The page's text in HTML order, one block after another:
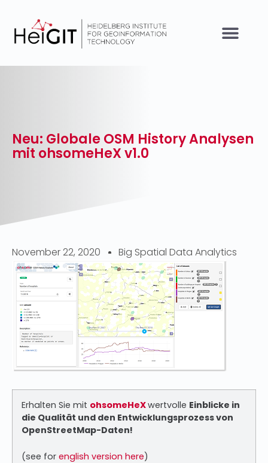
Neu: Globale OSM History Analysen
mit ohsomeHeX v1.0
November 22, 2020 Big Spatial Data Analytics
Erhalten Sie mit ohsomeHeXwertvolle Einblicke in
die Qualität und den Entwicklungsprozess von
OpenStreetMap-Daten!
(see for english version here)